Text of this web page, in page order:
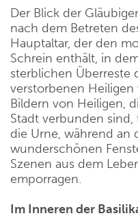
Der Blick der
nach dem Betreten
Hauptaltar, der den
Schrein enthält, in
sterblichen Überreste
verstorbenen
Bildern von Heiligen,
Stadt verbunden
die Urne, während an
wunderschönen
Szenen aus dem
emporragen.
Im Inneren der